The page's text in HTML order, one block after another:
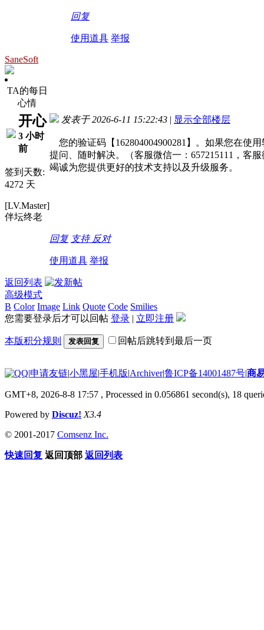
回复
使用道具 举报
SaneSoft
TA的每日
心情
开心
3 小时
前
签到天数:
4272 天
[LV.Master]
伴坛终老
发表于 2026-6-11 15:22:43 | 显示全部楼层
您的验证码【162804004900281】。如果您在使
提问、随时解决。（客服微信一：657215111，客
竭诚为您提供更好的技术支持以及升级服务。
回复 支持 反对
使用道具 举报
返回列表
高级模式
B Color Image Link Quote Code Smilies
您需要登录后才可以回帖 登录 | 立即注册
本版积分规则 发表回复 回帖后跳转到最后一页
|申请友链|小黑屋|手机版|Archiver|鲁ICP备14001487号|商
GMT+8, 2026-8-8 17:57 , Processed in 0.056861 second(s), 18
Powered by Discuz! X3.4
© 2001-2017 Comsenz Inc.
快速回复 返回顶部 返回列表